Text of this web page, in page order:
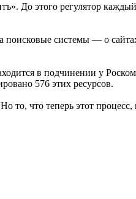
До этого регулятор
системы — о
в подчинении у
576 этих ресурсов.
то, что теперь этот